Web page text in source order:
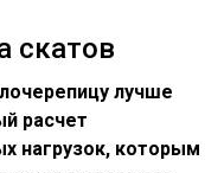
скатов
лучше
расчет
нагрузок, которым